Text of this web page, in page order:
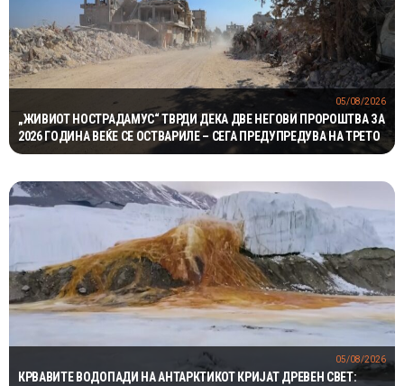
„ЖИВИОТ НОСТРАДАМУС“ ТВРДИ ДЕКА ДВЕ НЕГОВИ ПРОРОШТВА ЗА
2026 ГОДИНА ВЕЌЕ СЕ ОСТВАРИЛЕ – СЕГА ПРЕДУПРЕДУВА НА ТРЕТО
05/08/2026
КРВАВИТЕ ВОДОПАДИ НА АНТАРКТИКОТ КРИЈАТ ДРЕВЕН СВЕТ:
05/08/2026